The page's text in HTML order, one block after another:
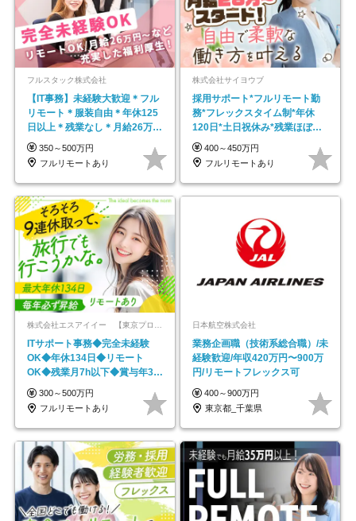
フルスタック株式会社
【IT事務】未経験大歓迎＊フル
リモート＊服装自由＊年休125
日以上＊残業なし＊月給26万円
以上
350～500万円
フルリモートあり
株式会社サイヨウブ
採用サポート*フルリモート勤
務*フレックスタイム制*年休
120日*土日祝休み*残業ほぼな
し*育児中社員8割以上
400～450万円
フルリモートあり
株式会社エスアイイー 【東京プロマーケット上場】
ITサポート事務◆完全未経験
OK◆年休134日◆リモート
OK◆残業月7h以下◆賞与年3回
◆5年目まで必ず昇給
300～500万円
フルリモートあり
日本航空株式会社
業務企画職（技術系総合職）/未
経験歓迎/年収420万円〜900万
円/リモートフレックス可
400～900万円
東京都_千葉県